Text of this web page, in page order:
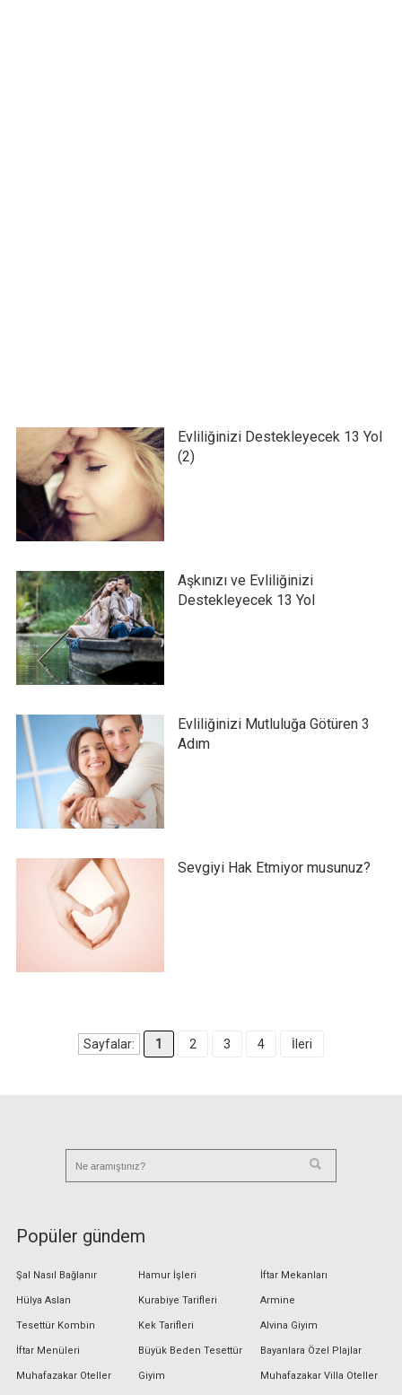
Evliliğinizi Destekleyecek 13 Yol
(2)
Aşkınızı ve Evliliğinizi
Destekleyecek 13 Yol
Evliliğinizi Mutluluğa Götüren 3
Adım
Sevgiyi Hak Etmiyor musunuz?
Sayfalar: 1 2 3 4 İleri
Popüler gündem
Şal Nasıl Bağlanır
Hülya Aslan
Tesettür Kombin
İftar Menüleri
Muhafazakar Oteller
Hamur İşleri
Kurabiye Tarifleri
Kek Tarifleri
Büyük Beden Tesettür
Giyim
İftar Mekanları
Armine
Alvina Giyim
Bayanlara Özel Plajlar
Muhafazakar Villa Oteller